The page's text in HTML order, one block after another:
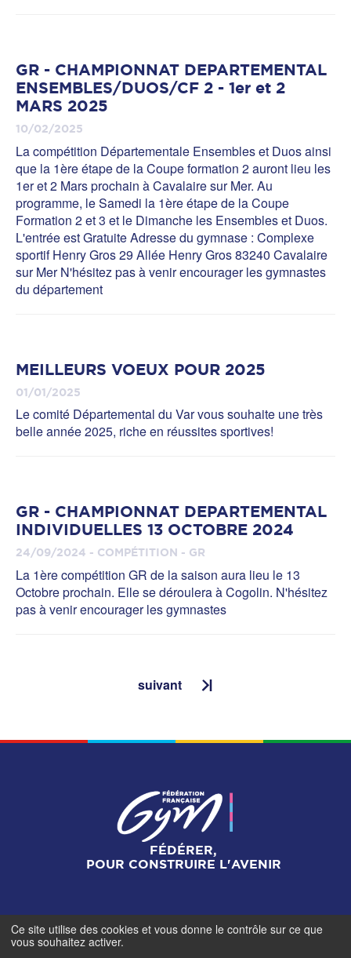
GR - CHAMPIONNAT DEPARTEMENTAL
ENSEMBLES/DUOS/CF 2 - 1er et 2
MARS 2025
10/02/2025
La compétition Départementale Ensembles et Duos ainsi
que la 1ère étape de la Coupe formation 2 auront lieu les
1er et 2 Mars prochain à Cavalaire sur Mer. Au
programme, le Samedi la 1ère étape de la Coupe
Formation 2 et 3 et le Dimanche les Ensembles et Duos.
L'entrée est Gratuite Adresse du gymnase : Complexe
sportif Henry Gros 29 Allée Henry Gros 83240 Cavalaire
sur Mer N'hésitez pas à venir encourager les gymnastes
du département
MEILLEURS VOEUX POUR 2025
01/01/2025
Le comité Départemental du Var vous souhaite une très
belle année 2025, riche en réussites sportives!
GR - CHAMPIONNAT DEPARTEMENTAL
INDIVIDUELLES 13 OCTOBRE 2024
24/09/2024 - COMPÉTITION - GR
La 1ère compétition GR de la saison aura lieu le 13
Octobre prochain. Elle se déroulera à Cogolin. N'hésitez
pas à venir encourager les gymnastes
suivant
FÉDÉRER,
POUR CONSTRUIRE L'AVENIR
Mentions légales-Gestionnaire de cookies
Ce site utilise des cookies et vous donne le contrôle sur ce que
vous souhaitez activer.